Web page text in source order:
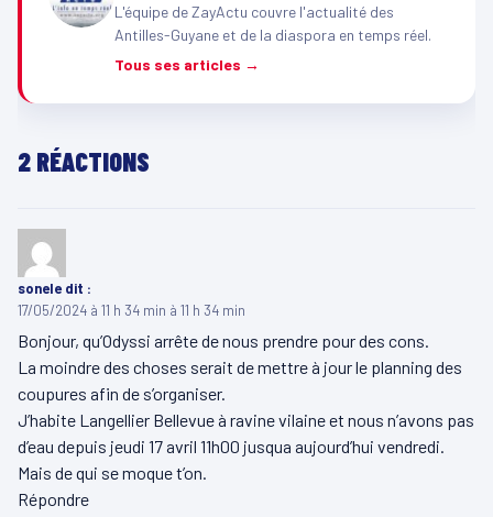
L'équipe de ZayActu couvre l'actualité des
Antilles-Guyane et de la diaspora en temps réel.
Tous ses articles →
2 RÉACTIONS
sonele dit :
17/05/2024 à 11 h 34 min à 11 h 34 min
Bonjour, qu’Odyssi arrête de nous prendre pour des cons.
La moindre des choses serait de mettre à jour le planning des
coupures afin de s’organiser.
J’habite Langellier Bellevue à ravine vilaine et nous n’avons pas
d’eau depuis jeudi 17 avril 11h00 jusqua aujourd’hui vendredi.
Mais de qui se moque t’on.
Répondre